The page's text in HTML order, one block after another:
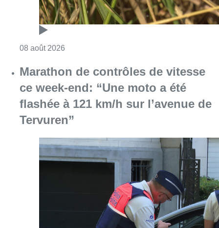
08 août 2026
Marathon de contrôles de vitesse
ce week-end: “Une moto a été
flashée à 121 km/h sur l’avenue de
Tervuren”